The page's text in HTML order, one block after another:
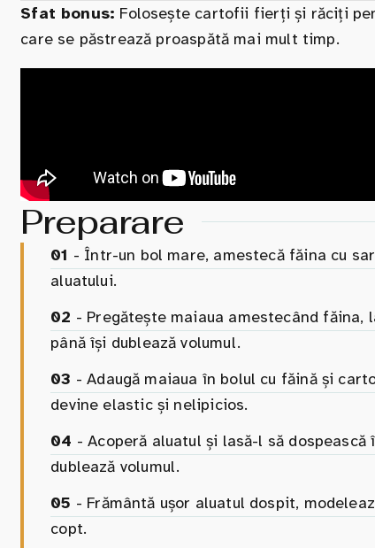
Sfat bonus: Folosește cartofii fierți și răciți
care se păstrează proaspătă mai mult timp.
Preparare
01 - Într-un bol mare, amestecă făina cu
aluatului.
02 - Pregătește maiaua amestecând
până își dublează volumul.
03 - Adaugă maiaua în bolul cu făină și
devine elastic și nelipicios.
04 - Acoperă aluatul și lasă-l să
dublează volumul.
05 - Frământă ușor aluatul dospit,
copt.